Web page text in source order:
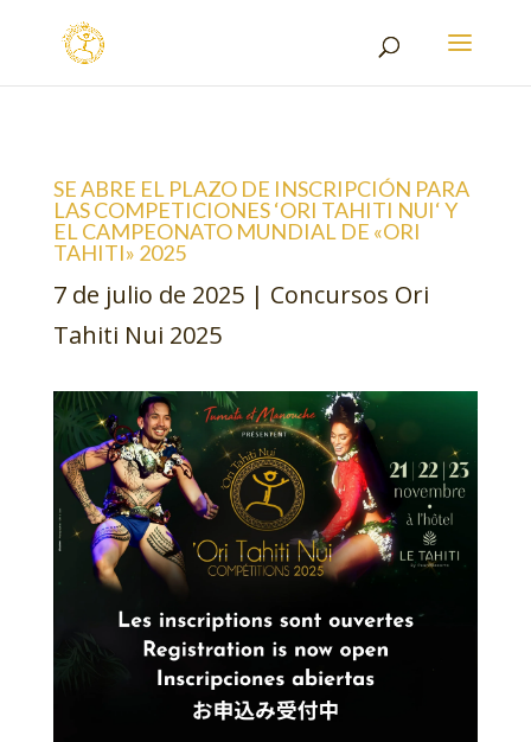
SE ABRE EL PLAZO DE INSCRIPCIÓN PARA
LAS COMPETICIONES ‘ORI TAHITI NUI‘ Y
EL CAMPEONATO MUNDIAL DE «ORI
TAHITI» 2025
7 de julio de 2025| Concursos Ori
Tahiti Nui 2025